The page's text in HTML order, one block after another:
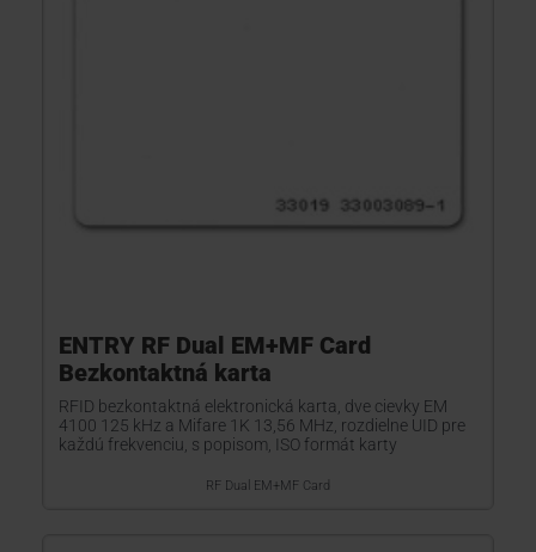
ENTRY RF Dual EM+MF Card
Bezkontaktná karta
RFID bezkontaktná elektronická karta, dve cievky EM
4100 125 kHz a Mifare 1K 13,56 MHz, rozdielne UID pre
každú frekvenciu, s popisom, ISO formát karty
RF Dual EM+MF Card